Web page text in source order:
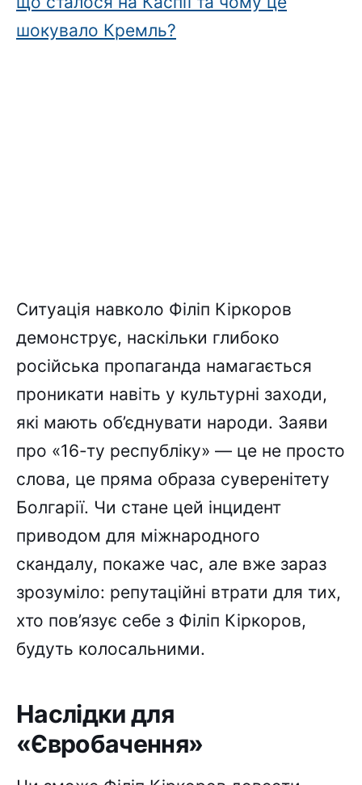
шокувало Кремль?
Ситуація навколо Філіп Кіркоров
демонструє, наскільки глибоко
російська пропаганда намагається
проникати навіть у культурні заходи,
які мають об’єднувати народи. Заяви
про «16-ту республіку» — це не просто
слова, це пряма образа суверенітету
Болгарії. Чи стане цей інцидент
приводом для міжнародного
скандалу, покаже час, але вже зараз
зрозуміло: репутаційні втрати для тих,
хто пов’язує себе з Філіп Кіркоров,
будуть колосальними.
Наслідки для
«Євробачення»